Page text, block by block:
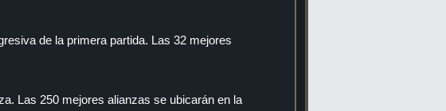
de la primera partida. Las 32 mejores
Las 250 mejores alianzas se ubicarán en la